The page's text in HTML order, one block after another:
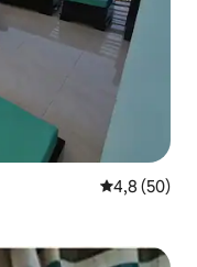
Évaluation
4,8 (50)